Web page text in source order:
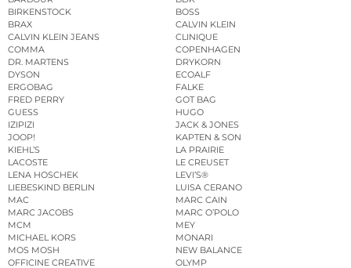
BIRKENSTOCK
BOSS
BRAX
CALVIN KLEIN
CALVIN KLEIN JEANS
CLINIQUE
COMMA
COPENHAGEN
DR. MARTENS
DRYKORN
DYSON
ECOALF
ERGOBAG
FALKE
FRED PERRY
GOT BAG
GUESS
HUGO
IZIPIZI
JACK & JONES
JOOP!
KAPTEN & SON
KIEHL’S
LA PRAIRIE
LACOSTE
LE CREUSET
LENA HOSCHEK
LEVI’S®
LIEBESKIND BERLIN
LUISA CERANO
MAC
MARC CAIN
MARC JACOBS
MARC O’POLO
MCM
MEY
MICHAEL KORS
MONARI
MOS MOSH
NEW BALANCE
OFFICINE CREATIVE
OLYMP